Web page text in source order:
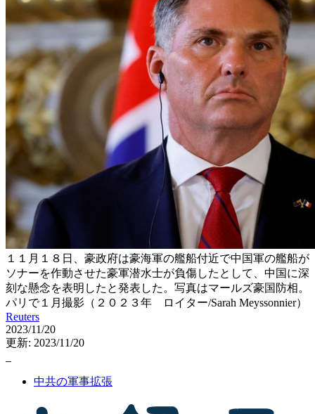
１１月１８日、豪政府は豪海軍の艦船付近で中国軍の艦船が
ソナーを作動させた豪軍潜水士が負傷したとして、中国に深
刻な懸念を表明したと発表した。写真はマールズ豪国防相。
パリで１月撮影（２０２３年 ロイター/Sarah Meyssonnier）
Reuters
2023/11/20
更新: 2023/11/20
中共の軍事拡張